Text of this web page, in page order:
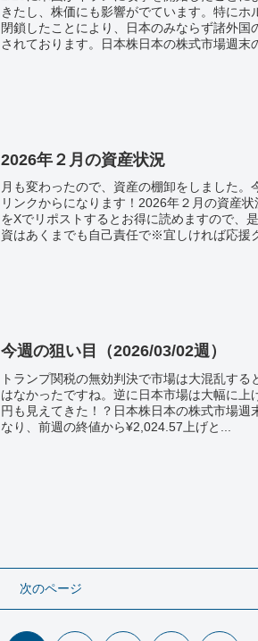
きたし、株価にも影響がでています。特にホ
閉鎖したことにより、日本のみならず諸外国
されております。日本株日本の株式市場週末
2026年２月の資産状況
月も変わったので、資産の棚卸をしました。
リンクからになります！2026年２月の資産
をXでリポストするとお得に読めますので、
資はあくまでも自己責任で※宜しければ応援
今週の狙い目（2026/03/02週）
トランプ関税の無効判決で市場は大混乱する
はなかったですね。逆に日本市場は大幅に上
円も見えてきた！？日本株日本の株式市場週
なり、前週の終値から¥2,024.57上げと...
次のページ